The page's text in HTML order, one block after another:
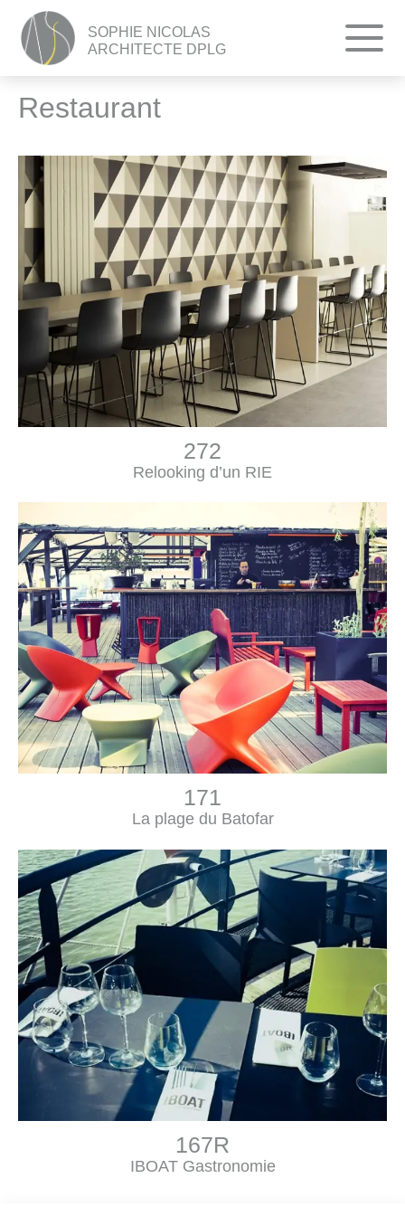
SOPHIE NICOLAS
ARCHITECTE DPLG
Restaurant
272
Relooking d’un RIE
171
La plage du Batofar
167R
IBOAT Gastronomie